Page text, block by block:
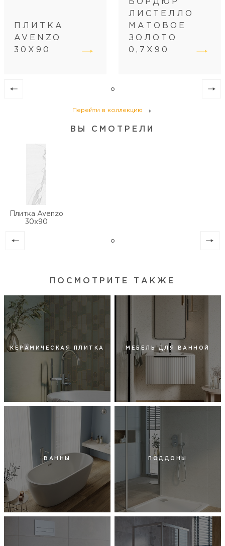
Кол-во м2 (м.п.) на поддоне
Вес поддона (кг)
Перейти в коллекцию
ПЛИТКА
AVENZO
30Х90
БОРДЮР
ЛИСТЕЛЛО
МАТОВОЕ
ЗОЛОТО
0,7X90
ВЫ СМОТРЕЛИ
Плитка Avenzo
30х90
ПОСМОТРИТЕ ТАКЖЕ
КЕРАМИЧЕСКАЯ ПЛИТКА МЕБЕЛЬ ДЛЯ ВАННОЙ
ВАННЫ ПОДДОНЫ